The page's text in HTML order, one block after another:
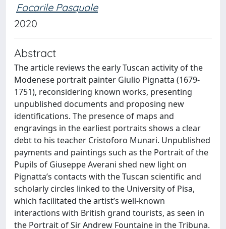
Focarile Pasquale
2020
Abstract
The article reviews the early Tuscan activity of the
Modenese portrait painter Giulio Pignatta (1679-
1751), reconsidering known works, presenting
unpublished documents and proposing new
identifications. The presence of maps and
engravings in the earliest portraits shows a clear
debt to his teacher Cristoforo Munari. Unpublished
payments and paintings such as the Portrait of the
Pupils of Giuseppe Averani shed new light on
Pignatta’s contacts with the Tuscan scientific and
scholarly circles linked to the University of Pisa,
which facilitated the artist’s well-known
interactions with British grand tourists, as seen in
the Portrait of Sir Andrew Fountaine in the Tribuna.